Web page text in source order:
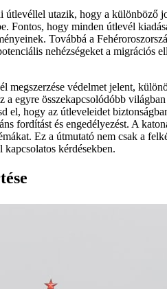
utazik, hogy a különböző
Fontos, hogy minden útlevél
Továbbá a
nehézségeket a migrációs
megszerzése védelmet jelent,
egyre összekapcsolódóbb
el, hogy az útleveleidet
fordítást és engedélyezést. A
Ez a útmutató nem csak a
kérdésekben.